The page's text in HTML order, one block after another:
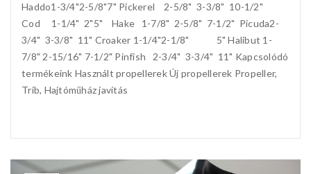
Haddo1-3/4"2-5/8"7" Pickerel 2-5/8" 3-3/8" 10-1/2"
Cod 1-1/4" 2"5" Hake 1-7/8" 2-5/8" 7-1/2" Picuda2-
3/4" 3-3/8" 11" Croaker 1-1/4"2-1/8" 5" Halibut 1-
7/8" 2-15/16" 7-1/2" Pinfish 2-3/4" 3-3/4" 11" Kapcsolódó
termékeink Használt propellerek Új propellerek Propeller,
Trib, Hajtóműház javítás